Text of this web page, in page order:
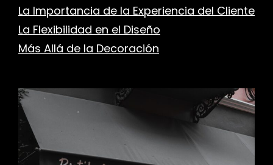
La Importancia de la Experiencia del Cliente
La Flexibilidad en el Diseño
Más Allá de la Decoración